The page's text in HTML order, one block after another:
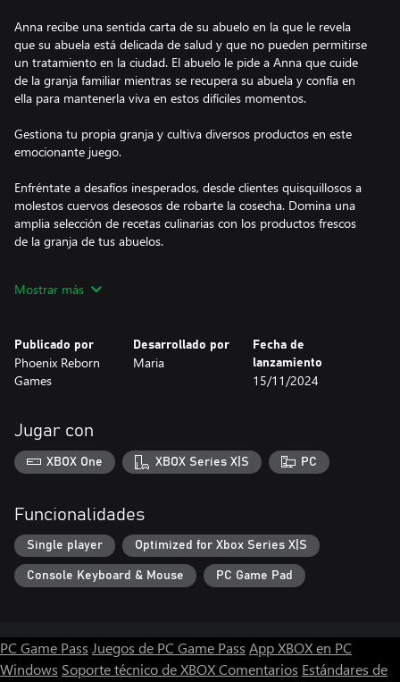
Anna recibe una sentida carta de su abuelo en la que le revela
que su abuela está delicada de salud y que no pueden permitirse
un tratamiento en la ciudad. El abuelo le pide a Anna que cuide
de la granja familiar mientras se recupera su abuela y confía en
ella para mantenerla viva en estos difíciles momentos.
Gestiona tu propia granja y cultiva diversos productos en este
emocionante juego.
Enfréntate a desafíos inesperados, desde clientes quisquillosos a
molestos cuervos deseosos de robarte la cosecha. Domina una
amplia selección de recetas culinarias con los productos frescos
de la granja de tus abuelos.
relajarte mientras tus platos se cuecen a fuego lento.
que has plantado con tus propias manos.
Mostrar más
Publicado por
Phoenix Reborn
Games
Desarrollado por
Maria
Fecha de
lanzamiento
15/11/2024
Jugar con
XBOX One XBOX Series X|S PC
Funcionalidades
Single player Optimized for Xbox Series X|S
Console Keyboard & Mouse PC Game Pad
PC Game Pass Juegos de PC Game Pass App XBOX en PC
Windows Soporte técnico de XBOXComentarios Estándares de